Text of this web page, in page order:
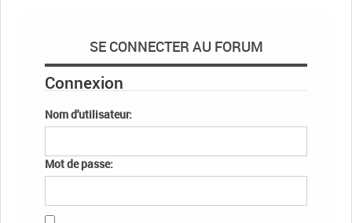
SE CONNECTER AU FORUM
Connexion
Nom d'utilisateur:
Mot de passe: